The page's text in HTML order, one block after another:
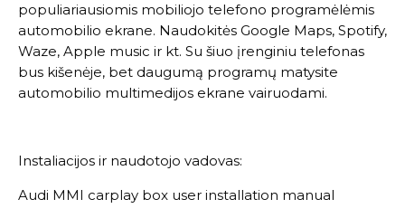
populiariausiomis mobiliojo telefono programėlėmis
automobilio ekrane. Naudokitės Google Maps, Spotify,
Waze, Apple music ir kt. Su šiuo įrenginiu telefonas
bus kišenėje, bet daugumą programų matysite
automobilio multimedijos ekrane vairuodami.
Instaliacijos ir naudotojo vadovas:
Audi MMI carplay box user installation manual